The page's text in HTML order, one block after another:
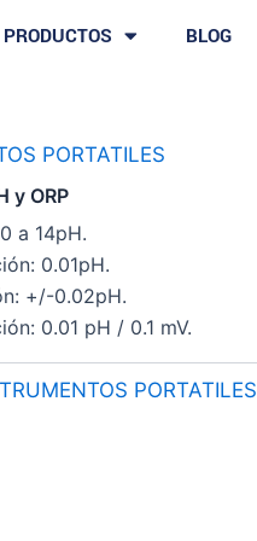
PRODUCTOS BLOG
PORTATILES
y ORP
a 14pH.
0.01pH.
+/-0.02pH.
0.01 pH / 0.1 mV.
PORTATILES